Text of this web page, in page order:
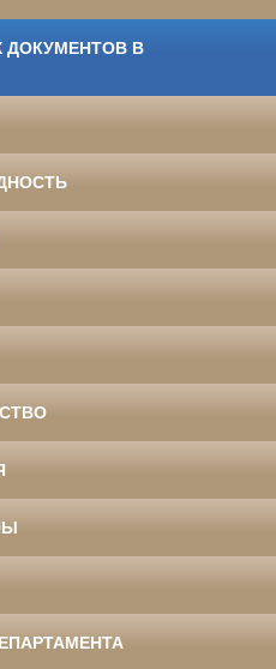
ДОКУМЕНТОВ В